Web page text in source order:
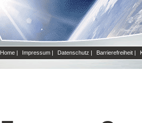
Home | Impressum | Datenschutz | Barrierefreiheit |